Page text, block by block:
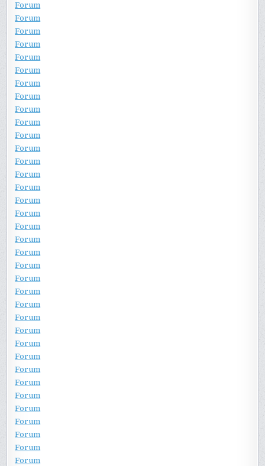
Forum
Forum
Forum
Forum
Forum
Forum
Forum
Forum
Forum
Forum
Forum
Forum
Forum
Forum
Forum
Forum
Forum
Forum
Forum
Forum
Forum
Forum
Forum
Forum
Forum
Forum
Forum
Forum
Forum
Forum
Forum
Forum
Forum
Forum
Forum
Forum